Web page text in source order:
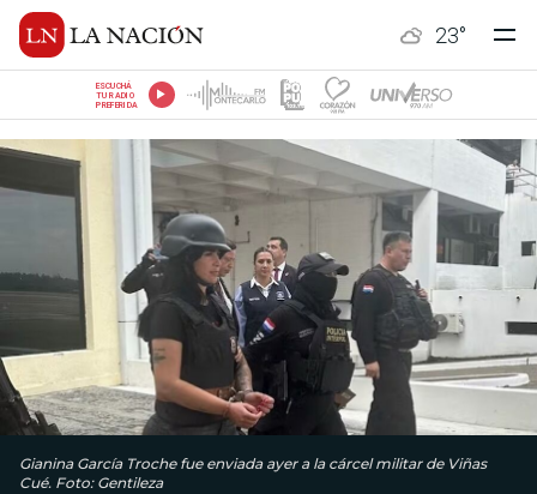
23°
ESCUCHÁ
TU RADIO
PREFERIDA
Gianina García Troche fue enviada ayer a la cárcel militar de Viñas
Cué. Foto: Gentileza